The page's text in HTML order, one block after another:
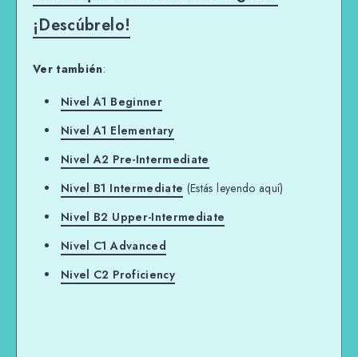
¡Descúbrelo!
Ver también:
Nivel A1 Beginner
Nivel A1 Elementary
Nivel A2 Pre-Intermediate
Nivel B1 Intermediate (Estás leyendo aquí)
Nivel B2 Upper-Intermediate
Nivel C1 Advanced
Nivel C2 Proficiency